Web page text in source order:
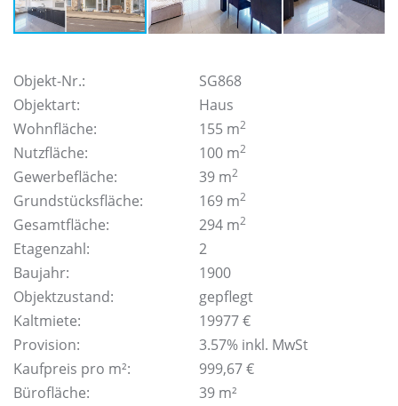
Objekt-Nr.:
SG868
Objektart:
Haus
Wohnfläche:
155 m2
Nutzfläche: 100 m2
Gewerbefläche: 39 m2
Grundstücksfläche: 169 m2
Gesamtfläche: 294 m2
Etagenzahl:
2
Baujahr:
1900
Objektzustand:
gepflegt
Kaltmiete:
19977 €
Provision:
3.57% inkl. MwSt
Kaufpreis pro m²:
999,67 €
Bürofläche:
39 m²